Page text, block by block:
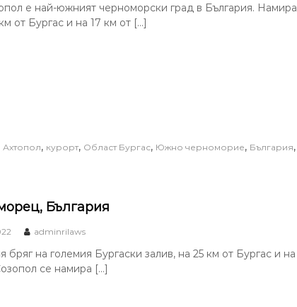
е най-южният черноморски град в България. Намира
от Бургас и на 17 км от […]
Ахтопол, курорт, Област Бургас, Южно черноморие, България,
България
adminrilaws
бряг на големия Бургаски залив, на 25 км от Бургас и на
се намира […]